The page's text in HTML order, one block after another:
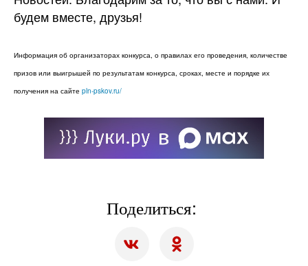
будем вместе, друзья!
Информация об организаторах конкурса, о правилах его проведения, количестве
призов или выигрышей по результатам конкурса, сроках, месте и порядке их
получения на сайте pln-pskov.ru/
Поделиться: